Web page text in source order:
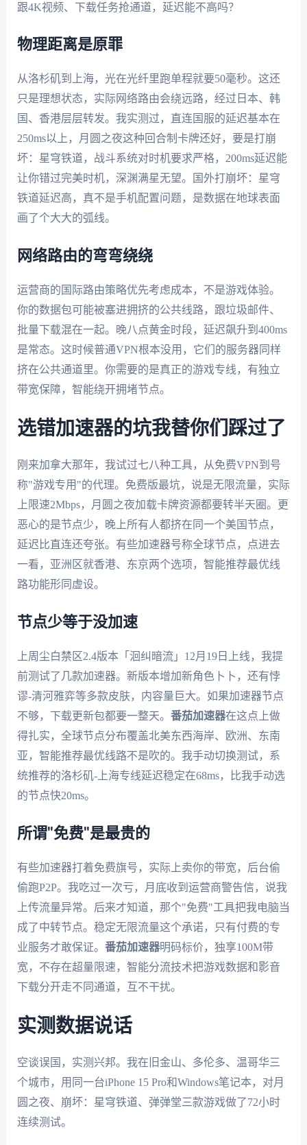
跟4K视频、下载任务抢通道，延迟能不高吗？
物理距离是原罪
从洛杉矶到上海，光在光纤里跑单程就要50毫秒。这还
只是理想状态，实际网络路由会绕远路，经过日本、韩
国、香港层层转发。我实测过，直连国服的延迟基本在
250ms以上，月圆之夜这种回合制卡牌还好，要是打崩
坏：星穹铁道，战斗系统对时机要求严格，200ms延迟能
让你错过完美时机，深渊满星无望。国外打崩坏：星穹
铁道延迟高，真不是手机配置问题，是数据在地球表面
画了个大大的弧线。
网络路由的弯弯绕绕
运营商的国际路由策略优先考虑成本，不是游戏体验。
你的数据包可能被塞进拥挤的公共线路，跟垃圾邮件、
批量下载混在一起。晚八点黄金时段，延迟飙升到400ms
是常态。这时候普通VPN根本没用，它们的服务器同样
挤在公共通道里。你需要的是真正的游戏专线，有独立
带宽保障，智能绕开拥堵节点。
选错加速器的坑我替你们踩过了
刚来加拿大那年，我试过七八种工具，从免费VPN到号
称"游戏专用"的代理。免费版最坑，说是无限流量，实际
上限速2Mbps，月圆之夜加载卡牌资源都要转半天圈。更
恶心的是节点少，晚上所有人都挤在同一个美国节点，
延迟比直连还夸张。有些加速器号称全球节点，点进去
一看，亚洲区就香港、东京两个选项，智能推荐最优线
路功能形同虚设。
节点少等于没加速
上周尘白禁区2.4版本「洄纠暗流」12月19日上线，我提
前测试了几款加速器。新版本增加新角色卜卜，还有悖
谬-清河雅弈等多款皮肤，内容量巨大。如果加速器节点
不够，下载更新包都要一整天。 番茄加速器在这点上做
得扎实，全球节点分布覆盖北美东西海岸、欧洲、东南
亚，智能推荐最优线路不是吹的。我手动切换测试，系
统推荐的洛杉矶-上海专线延迟稳定在68ms，比我手动选
的节点快20ms。
所谓"免费"是最贵的
有些加速器打着免费旗号，实际上卖你的带宽，后台偷
偷跑P2P。我吃过一次亏，月底收到运营商警告信，说我
上传流量异常。后来才知道，那个"免费"工具把我电脑当
成了中转节点。稳定无限流量这个承诺，只有付费的专
业服务才敢保证。 番茄加速器明码标价，独享100M带
宽，不存在超量限速，智能分流技术把游戏数据和影音
下载分开走不同通道，互不干扰。
实测数据说话
空谈误国，实测兴邦。我在旧金山、多伦多、温哥华三
个城市，用同一台iPhone 15 Pro和Windows笔记本，对月
圆之夜、崩坏：星穹铁道、弹弹堂三款游戏做了72小时
连续测试。